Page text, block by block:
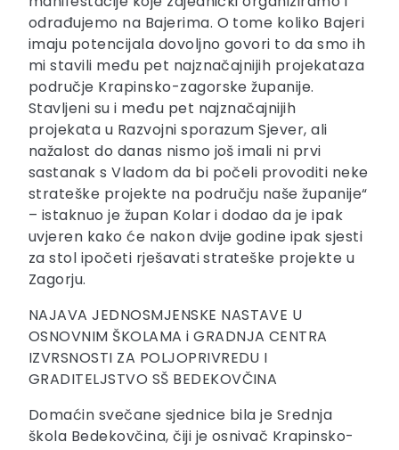
odrađujemo na Bajerima. O tome koliko Bajeri
imaju potencijala dovoljno govori to da smo ih
mi stavili među pet najznačajnijih projekataza
područje Krapinsko-zagorske županije.
Stavljeni su i među pet najznačajnijih
projekata u Razvojni sporazum Sjever, ali
nažalost do danas nismo još imali ni prvi
sastanak s Vladom da bi počeli provoditi neke
strateške projekte na području naše županije“
– istaknuo je župan Kolar i dodao da je ipak
uvjeren kako će nakon dvije godine ipak sjesti
za stol ipočeti rješavati strateške projekte u
Zagorju.
NAJAVA JEDNOSMJENSKE NASTAVE U
OSNOVNIM ŠKOLAMA i GRADNJA CENTRA
IZVRSNOSTI ZA POLJOPRIVREDU I
GRADITELJSTVO SŠ BEDEKOVČINA
Domaćin svečane sjednice bila je Srednja
škola Bedekovčina, čiji je osnivač Krapinsko-